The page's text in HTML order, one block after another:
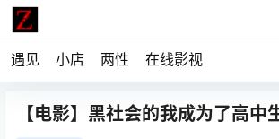
遇见 小店 两性 在线影视
【电影】黑社会的我成为了高中